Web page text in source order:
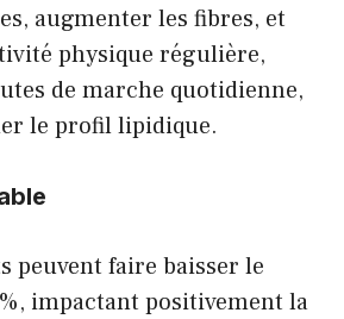
augmenter les fibres, et
physique régulière,
de marche quotidienne,
le profil lipidique.
peuvent faire baisser le
impactant positivement la